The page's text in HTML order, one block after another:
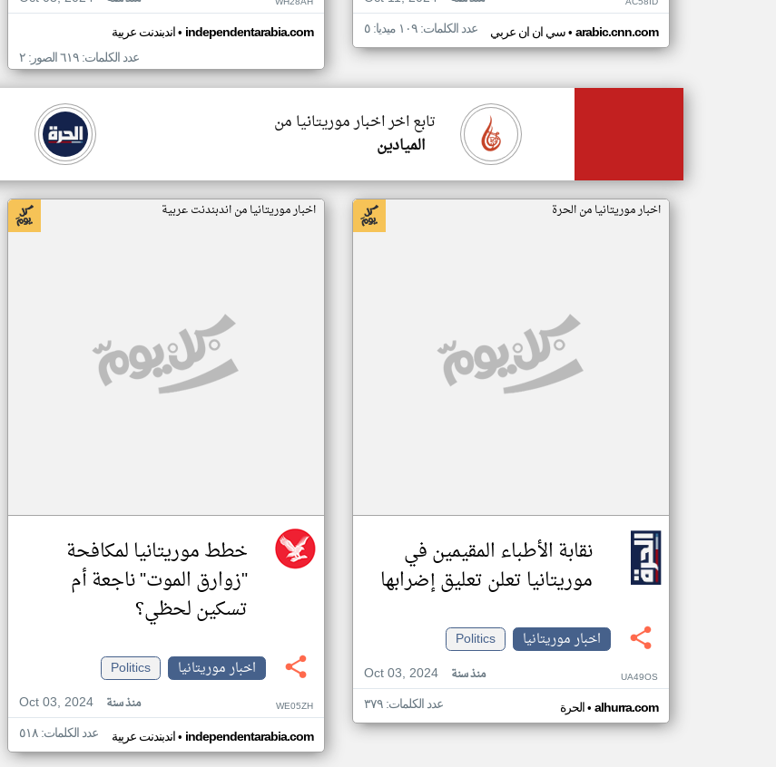
سي ان ان عربي• arabic.cnn.com عدد الكلمات: ١٠٩ ميديا: ٥ اندبندنت عربية• independentarabia.com
عدد الكلمات: ٦١٩ الصور: ٢
تابع اخر اخبار موريتانيا من
الميادين
اخبار موريتانيا من الحرة
نقابة الأطباء المقيمين في
موريتانيا تعلن تعليق إضرابها
اخبار موريتانيا
Politics
Oct 03, 2024
منذ سنة UA49OS
الحرة• alhurra.com عدد الكلمات: ٣٧٩
اخبار موريتانيا من اندبندنت عربية
خطط موريتانيا لمكافحة
"زوارق الموت" ناجعة أم
تسكين لحظي؟
اخبار موريتانيا
Politics
Oct 03, 2024
منذ سنة WE05ZH
اندبندنت عربية• independentarabia.com عدد الكلمات: ٥١٨